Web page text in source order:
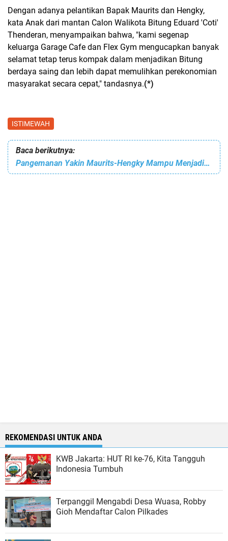
Dengan adanya pelantikan Bapak Maurits dan Hengky,
kata Anak dari mantan Calon Walikota Bitung Eduard 'Coti'
Thenderan, menyampaikan bahwa, "kami segenap
keluarga Garage Cafe dan Flex Gym mengucapkan banyak
selamat tetap terus kompak dalam menjadikan Bitung
berdaya saing dan lebih dapat memulihkan perekonomian
masyarakat secara cepat," tandasnya.(*)
ISTIMEWAH
Baca berikutnya:
Pangemanan Yakin Maurits-Hengky Mampu Menjadikan Bitung Kota Yang Terdepan
REKOMENDASI UNTUK ANDA
KWB Jakarta: HUT RI ke-76, Kita Tangguh
Indonesia Tumbuh
Terpanggil Mengabdi Desa Wuasa, Robby
Gioh Mendaftar Calon Pilkades